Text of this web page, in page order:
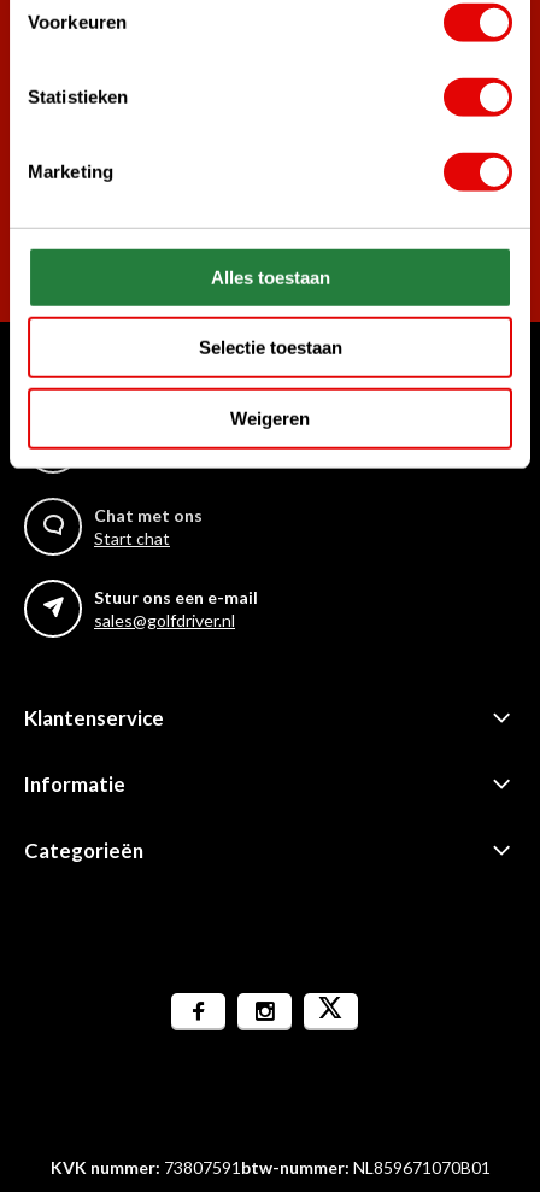
Voorkeuren
Statistieken
Marketing
Alles toestaan
Selectie toestaan
Weigeren
Meer dan 38.000 klanten hebben zich al
Word ook lid van de nieuwsbrief en mis nooit meer de beste
Abonneer
Waar kunnen we u mee helpen?
+31 85 06 02 099
Chat met ons
Start chat
Stuur ons een e-mail
sales@golfdriver.nl
Klantenservice
Informatie
Categorieën
KVK nummer: 73807591 btw-nummer: NL859671070B01